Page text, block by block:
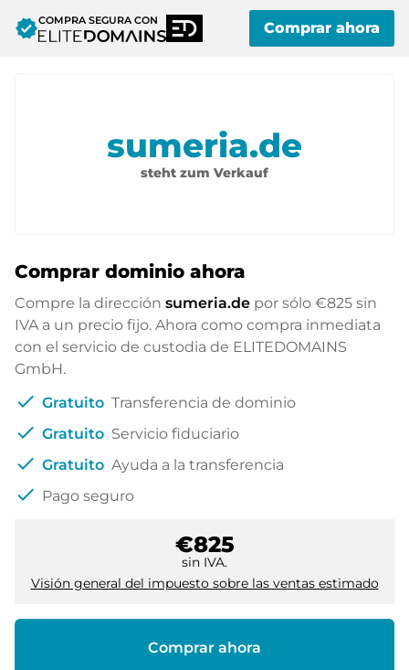
verifiedCOMPRA SEGURA CON Comprar ahora
sumeria.de
steht zum Verkauf
Comprar dominio ahora
Compre la dirección sumeria.de por sólo €825 sin
IVA a un precio fijo. Ahora como compra inmediata
con el servicio de custodia de ELITEDOMAINS
GmbH.
check Gratuito Transferencia de dominio
check Gratuito Servicio fiduciario
check Gratuito Ayuda a la transferencia
check Pago seguro
€825
sin IVA.
Visión general del impuesto sobre las ventas estimado
Comprar ahora